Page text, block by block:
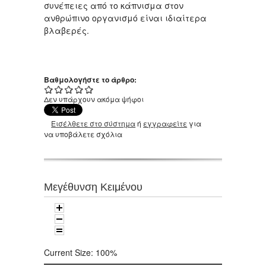
συνέπειες από το κάπνισμα στον
ανθρώπινο οργανισμό είναι ιδιαίτερα
βλαβερές.
Βαθμολογήστε το άρθρο:
Δεν υπάρχουν ακόμα ψήφοι
Εισέλθετε στο σύστημαή εγγραφείτε για
να υποβάλετε σχόλια
Μεγέθυνση Κειμένου
Current Size: 100%